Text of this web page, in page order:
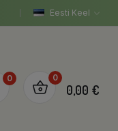
Eesti Keel
0 0
0,00 €